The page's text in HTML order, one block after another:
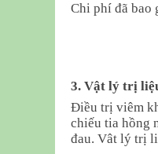
Chi phí đã bao
3. Vật lý trị
Điều trị viêm
chiếu tia hồng
đau. Vât lý trị